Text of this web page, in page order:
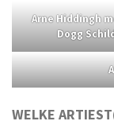
Arne Hiddingh
Dogg
WELKE